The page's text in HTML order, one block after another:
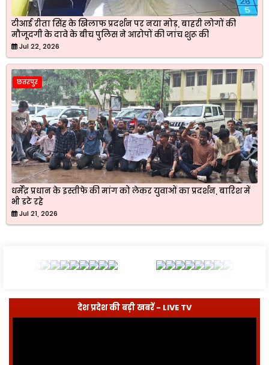
टीआई रीता सिंह के खिलाफ प्रदर्शन पर नया मोड़, बाहरी लोगों की
मौजूदगी के दावे के बीच पुलिस ने आरोपों की जांच शुरू की
Jul 22, 2026
छतरपुर
धर्मेंद्र प्रधान के इस्तीफे की मांग को लेकर युवाओं का प्रदर्शन, बारिश में
भी डटे रहे
Jul 21, 2026
देश प्रदेश की बड़ी खबरें - LIVE TV